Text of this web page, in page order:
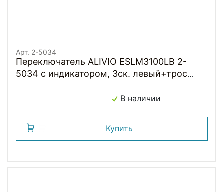
Арт. 2-5034
Переключатель ALIVIO ESLM3100LB 2-
5034 с индикатором, 3ск. левый+трос
В наличии
Купить